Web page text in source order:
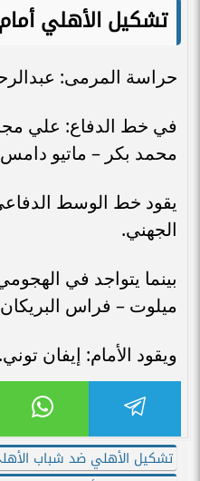
تشكيل الأهلي
حراسة المرمى:
في خط الدفاع: علي
محمد بكر – ماتيو
يقود خط الوسط الدفاعي:
الجهني.
بينما يتواجد في
ميلوت – فراس
ويقود الأمام: إيفان توني.
تشكيل الأهلي ضد شباب